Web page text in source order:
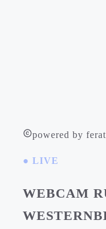
powered by
● LIVE
WEBCAM